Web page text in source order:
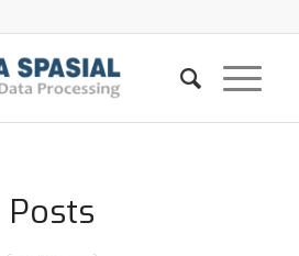
Posts